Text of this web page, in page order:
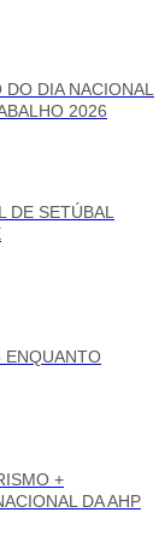
DO DIA NACIONAL
2026
DE SETÚBAL
ENQUANTO
+
DA AHP